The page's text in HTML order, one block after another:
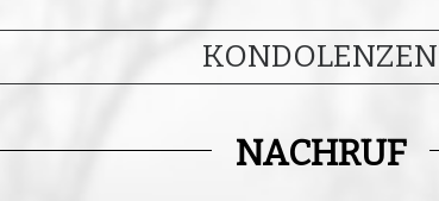
KONDOLENZEN
NACHRUF